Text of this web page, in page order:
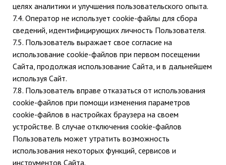
целях аналитики и улучшения пользовательского опыта.
7.4. Оператор не использует cookie-файлы для сбора
сведений, идентифицирующих личность Пользователя.
7.5. Пользователь выражает свое согласие на
использование cookie-файлов при первом посещении
Сайта, продолжая использование Сайта, и в дальнейшем
используя Сайт.
7.8. Пользователь вправе отказаться от использования
cookie-файлов при помощи изменения параметров
cookie-файлов в настройках браузера на своем
устройстве. В случае отключения cookie-файлов
Пользователь может утратить возможность
использования некоторых функций, сервисов и
инструментов Сайта.